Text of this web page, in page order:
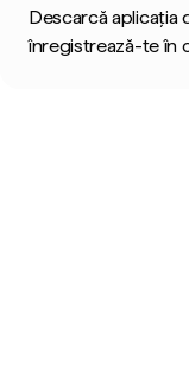
Descarcă aplicația
înregistrează-te în